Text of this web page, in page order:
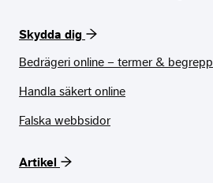
Skydda dig
Bedrägeri online – termer & begrepp
Handla säkert online
Falska webbsidor
Artikel